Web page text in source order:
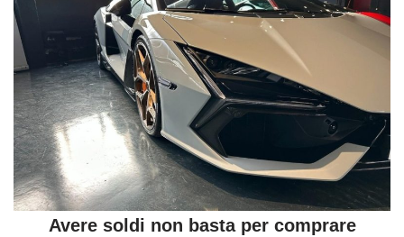
Avere soldi non basta per comprare